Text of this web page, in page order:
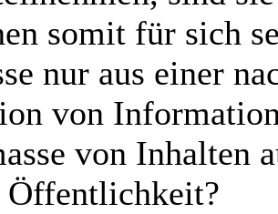
somit für sich
nur aus einer
von
von Inhalten
Öffentlichkeit?